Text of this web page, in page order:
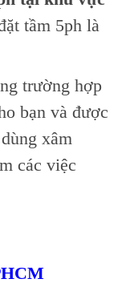
tầm 5ph là
trường hợp
bạn và được
xâm
các việc